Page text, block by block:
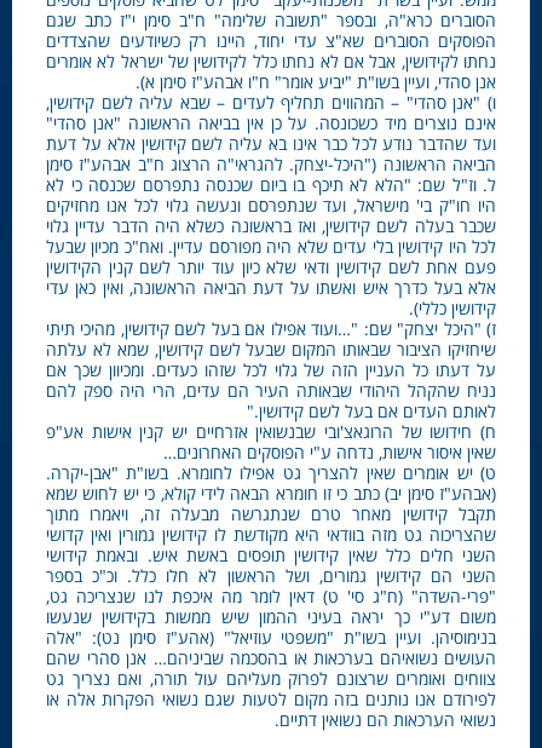
הסוברים כרא"ה, ובספר "תשובה שלימה" ח"ב סימן י"ז כתב שגם
הפוסקים הסוברים שא"צ עדי יחוד, היינו רק כשיודעים שהצדדים
נחתו לקידושין, אבל אם לא נחתו כלל לקידושין של ישראל לא אומרים
אנן סהדי, ועיין בשו"ת "יביע אומר" ח"ו אבהע"ז סימן א).
ו) "אנן סהדי" – המהווים תחליף לעדים – שבא עליה לשם קידושין,
אינם נוצרים מיד כשכונסה. על כן אין בביאה הראשונה "אנן סהדי"
ועד שהדבר נודע לכל כבר אינו בא עליה לשם קידושין אלא על דעת
הביאה הראשונה ("היכל-יצחק. להגראי"ה הרצוג ח"ב אבהע"ז סימן
ל. וז"ל שם: "הלא לא תיכף בו ביום שכנסה נתפרסם שכנסה כי לא
היו חו"ק בי' מישראל, ועד שנתפרסם ונעשה גלוי לכל אנו מחזיקים
שכבר בעלה לשם קידושין, ואז בראשונה כשלא היה הדבר עדיין גלוי
לכל היו קידושין בלי עדים שלא היה מפורסם עדיין. ואח"כ מכיון שבעל
פעם אחת לשם קידושין ודאי שלא כיון עוד יותר לשם קנין הקידושין
אלא בעל כדרך איש ואשתו על דעת הביאה הראשונה, ואין כאן עדי
קידושין כללי).
ז) "היכל יצחק" שם: "…ועוד אפילו אם בעל לשם קידושין, מהיכי תיתי
שיחזיקו הציבור שבאותו המקום שבעל לשם קידושין, שמא לא עלתה
על דעתו כל העניין הזה של גלוי לכל שזהו כעדים. ומכיוון שכך אם
נניח שהקהל היהודי שבאותה העיר הם עדים, הרי היה ספק להם
לאותם העדים אם בעל לשם קידושין."
ח) חידושו של הרוגאצ'ובי שבנשואין אזרחיים יש קנין אישות אע"פ
שאין איסור אישות, נדחה ע"י הפוסקים האחרונים…
ט) יש אומרים שאין להצריך גט אפילו לחומרא. בשו"ת "אבן-יקרה.
(אבהע"ז סימן יב) כתב כי זו חומרא הבאה לידי קולא, כי יש לחוש שמא
תקבל קידושין מאחר טרם שנתגרשה מבעלה זה, ויאמרו מתוך
שהצריכוה גט מזה בוודאי היא מקודשת לו קידושין גמורין ואין קדושי
השני חלים כלל שאין קידושין תופסים באשת איש. ובאמת קידושי
השני הם קידושין גמורים, ושל הראשון לא חלו כלל. וכ"כ בספר
"פרי-השדה" (ח"ג סי' ט) דאין לומר מה איכפת לנו שנצריכה גט,
משום דע"י כך יראה בעיני ההמון שיש ממשות בקידושין שנעשו
בנימוסיהן. ועיין בשו"ת "משפטי עוזיאל" (אהע"ז סימן נט): "אלה
העושים נשואיהם בערכאות או בהסכמה שביניהם… אנן סהרי שהם
צווחים ואומרים שרצונם לפרוק מעליהם עול תורה, ואם נצריך גט
לפירודם אנו נותנים בזה מקום לטעות שגם נשואי הפקרות אלה או
נשואי הערכאות הם נשואין דתיים.